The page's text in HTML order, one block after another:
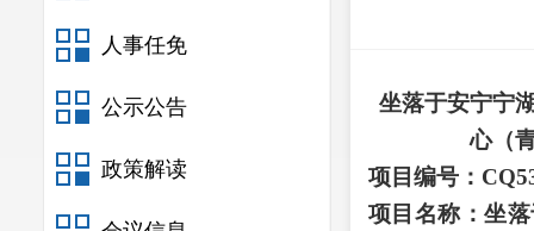
人事任免
公示公告
政策解读
坐落于安宁宁
心（
项目编号：
项目名称：坐